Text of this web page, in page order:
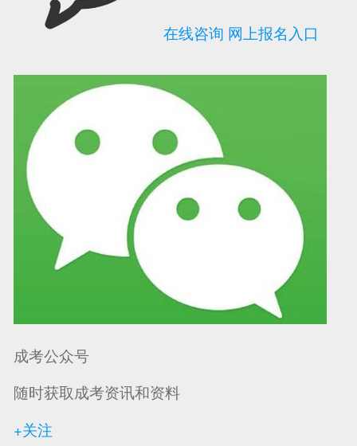
可信网站信用评 网络警察提醒你 诚信网站
在线咨询 网上报名入口
成考公众号
随时获取成考资讯和资料
+关注